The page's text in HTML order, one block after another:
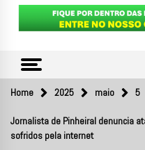
Home 2025 maio 5
Jornalista de Pinheiral denuncia
sofridos pela internet